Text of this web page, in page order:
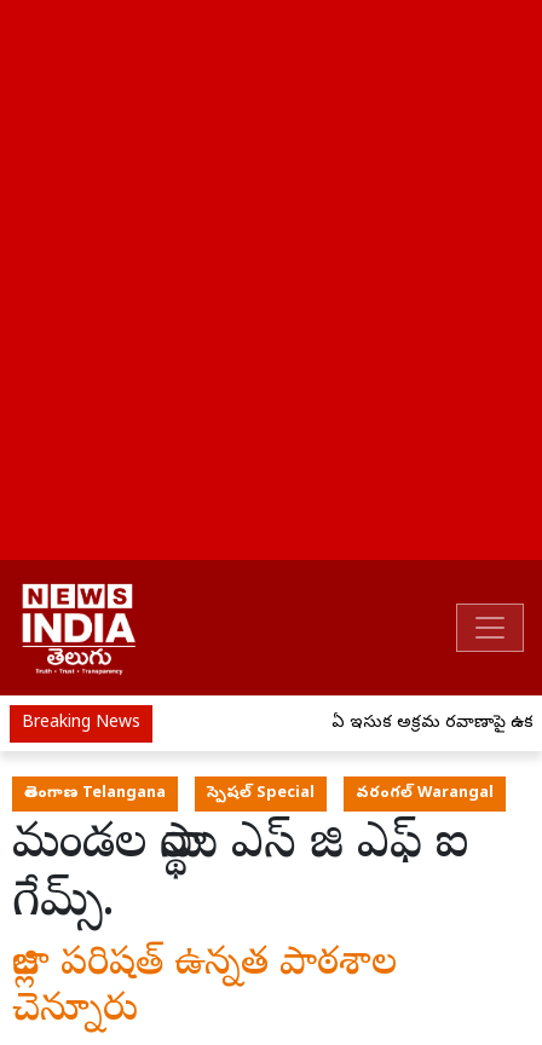
Breaking News ఏపీ ఇసుక అక్రమ రవాణాపై
తెలంగాణ Telangana స్పెషల్ Special వరంగల్ Warangal
మండల స్థాయి ఎస్ జి ఎఫ్ ఐ
గేమ్స్.
జిల్లా పరిషత్ ఉన్నత పాఠశాల
చెన్నూరు